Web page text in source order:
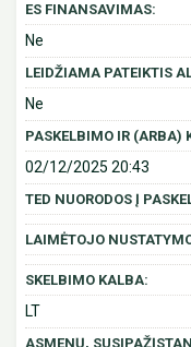
ES FINANSAVIMAS:
Ne
LEIDŽIAMA PATEIKTIS
Ne
PASKELBIMO IR (ARBA)
02/12/2025 20:43
TED NUORODOS Į
LAIMĖTOJO
SKELBIMO KALBA:
LT
ASMENŲ,